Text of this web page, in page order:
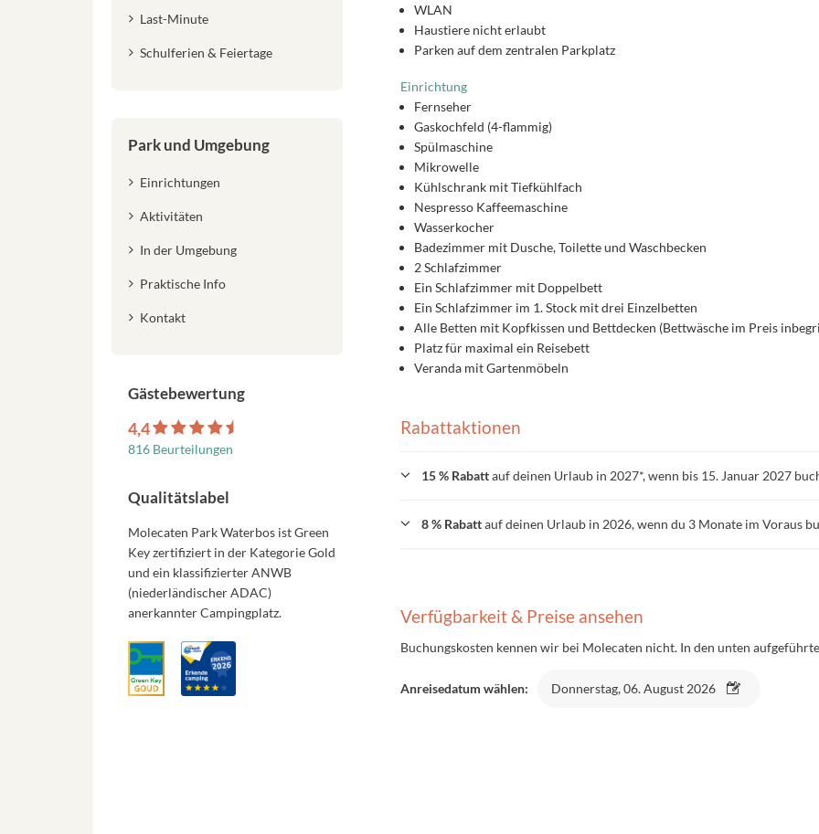
WLAN
Haustiere nicht erlaubt
Parken auf dem zentralen Parkplatz
Einrichtung
Fernseher
Gaskochfeld (4-flammig)
Spülmaschine
Mikrowelle
Kühlschrank mit Tiefkühlfach
Nespresso Kaffeemaschine
Wasserkocher
Badezimmer mit Dusche, Toilette und Waschbecken
2 Schlafzimmer
Ein Schlafzimmer mit Doppelbett
Ein Schlafzimmer im 1. Stock mit drei Einzelbetten
Alle Betten mit Kopfkissen und Bettdecken (Bettwäsche im Preis
Platz für maximal ein Reisebett
Veranda mit Gartenmöbeln
Rabattaktionen
15 % Rabattauf deinen Urlaub in 2027*, wenn bis 15. Januar 2027
8 % Rabattauf deinen Urlaub in 2026, wenn du 3 Monate im Voraus
Verfügbarkeit & Preise ansehen
Buchungskosten kennen wir bei Molecaten nicht. In den unten
Anreisedatum wählen: Donnerstag, 06. August 2026
Last-Minute
Schulferien & Feiertage
Park und Umgebung
Einrichtungen
Aktivitäten
In der Umgebung
Praktische Info
Kontakt
Gästebewertung
4,4
816 Beurteilungen
Qualitätslabel
Molecaten Park Waterbos ist Green
Key zertifiziert in der Kategorie Gold
und ein klassifizierter ANWB
(niederländischer ADAC)
anerkannter Campingplatz.